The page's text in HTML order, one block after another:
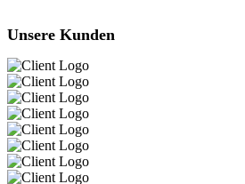
Unsere Kunden